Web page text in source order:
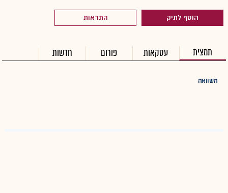
הוסף לתיק התראות
תמצית עסקאות פורום חדשות
השוואה